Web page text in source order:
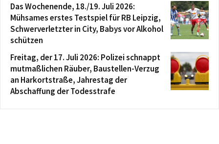
Das Wochenende, 18./19. Juli 2026:
Mühsames erstes Testspiel für RB Leipzig,
Schwerverletzter in City, Babys vor Alkohol
schützen
Freitag, der 17. Juli 2026: Polizei schnappt
mutmaßlichen Räuber, Baustellen-Verzug
an Harkortstraße, Jahrestag der
Abschaffung der Todesstrafe